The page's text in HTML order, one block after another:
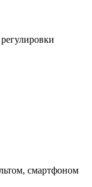
смартфоном